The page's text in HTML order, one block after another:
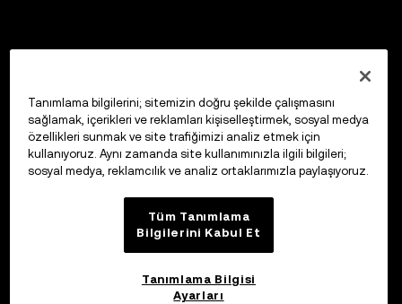
Tanımlama bilgilerini; sitemizin doğru şekilde çalışmasını
sağlamak, içerikleri ve reklamları kişiselleştirmek, sosyal medya
özellikleri sunmak ve site trafiğimizi analiz etmek için
kullanıyoruz. Aynı zamanda site kullanımınızla ilgili bilgileri;
sosyal medya, reklamcılık ve analiz ortaklarımızla paylaşıyoruz.
Tüm Tanımlama
Bilgilerini Kabul Et
Tanımlama Bilgisi
Ayarları